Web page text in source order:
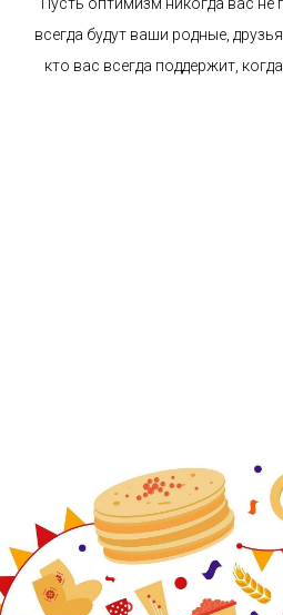
Пусть оптимизм никогда вас не
всегда будут ваши родные,
кто вас всегда поддержит,